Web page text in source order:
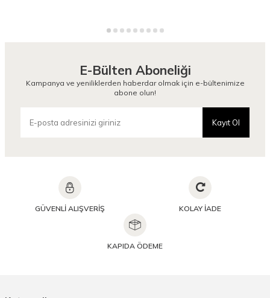
E-Bülten Aboneliği
Kampanya ve yeniliklerden haberdar olmak için e-bültenimize
abone olun!
Kayıt Ol
GÜVENLİ ALIŞVERİŞ KOLAY İADE
KAPIDA ÖDEME